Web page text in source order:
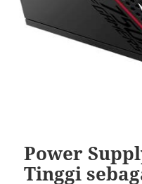
Power
Tinggi